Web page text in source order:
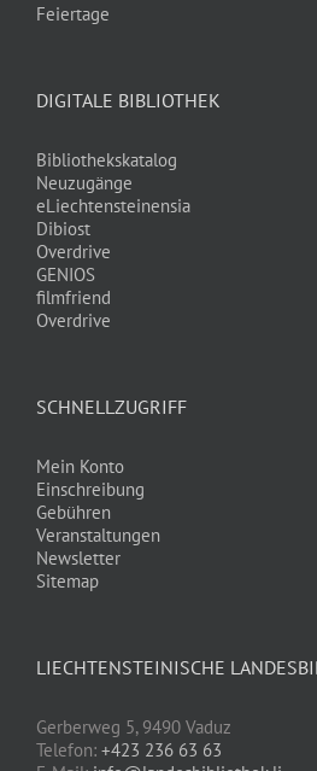
Feiertage
DIGITALE BIBLIOTHEK
Bibliothekskatalog
Neuzugänge
eLiechtensteinensia
Dibiost
Overdrive
GENIOS
filmfriend
Overdrive
SCHNELLZUGRIFF
Mein Konto
Einschreibung
Gebühren
Veranstaltungen
Newsletter
Sitemap
LIECHTENSTEINISCHE
Gerberweg 5, 9490 Vaduz
Telefon: +423 236 63 63